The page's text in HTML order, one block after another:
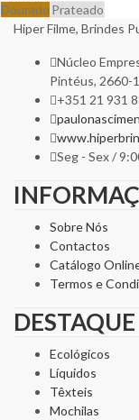
Dourado Prateado
Hiper Filme, Brindes
Núcleo
Pintéus, 2660-
+351 21 931
Seg - Sex /
Sobre Nós
Contactos
Catálogo
Termos e
DESTAQUE
Ecológicos
Líquidos
Têxteis
Mochilas